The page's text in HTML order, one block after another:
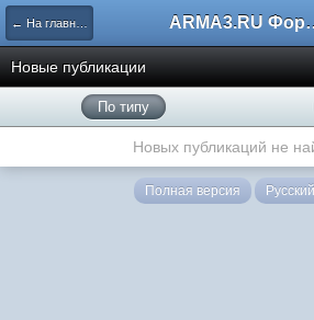
← На главную
Новые публикации
По типу
Новых публикаций не
Полная версия